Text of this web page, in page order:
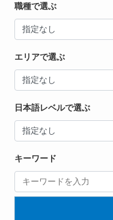
職種で選ぶ
エリアで選ぶ
日本語レベルで選ぶ
キーワード